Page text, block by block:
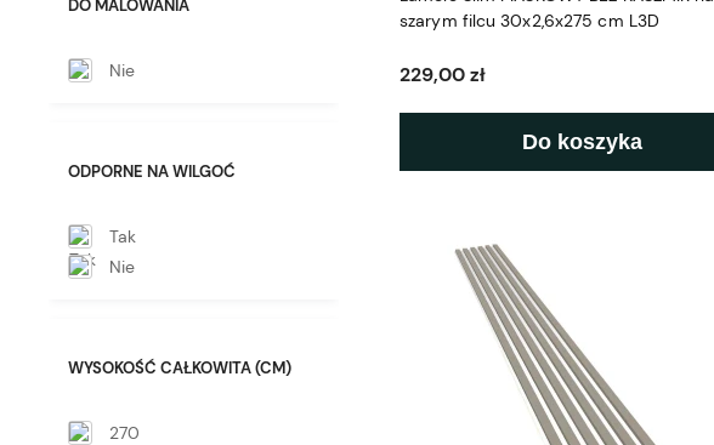
DO MALOWANIA
Nie
ODPORNE NA WILGOĆ
Tak
Nie
WYSOKOŚĆ CAŁKOWITA (CM)
270
szarym filcu 30x2,6x275 cm L3D
229,00 zł
Do koszyka